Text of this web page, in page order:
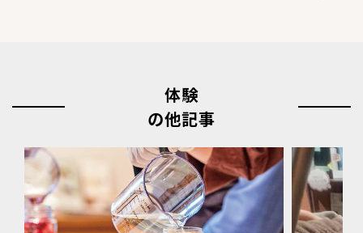
体験
の他記事